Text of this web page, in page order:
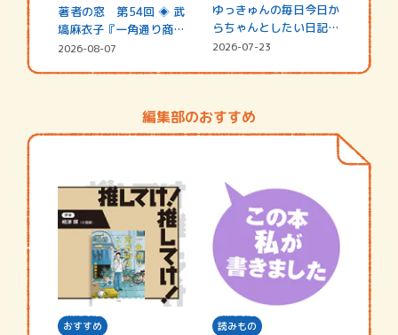
著者の窓 第54回 ◈ 武
塙麻衣子『一角通り商店
街の…
2026-08-07
ゆっきゅんの毎日今日か
らちゃんとしたい日記
☆202…
2026-07-23
編集部のおすすめ
おすすめ 読みもの